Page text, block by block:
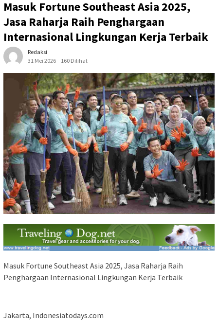
Masuk Fortune Southeast Asia 2025,
Jasa Raharja Raih Penghargaan
Internasional Lingkungan Kerja Terbaik
Redaksi
31 Mei 2026
160 Dilihat
Masuk Fortune Southeast Asia 2025, Jasa Raharja Raih
Penghargaan Internasional Lingkungan Kerja Terbaik
Jakarta, Indonesiatodays.com